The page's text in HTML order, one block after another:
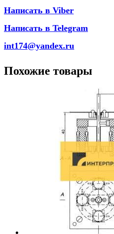
Написать в Viber
Написать в Telegram
int174@yandex.ru
Похожие товары